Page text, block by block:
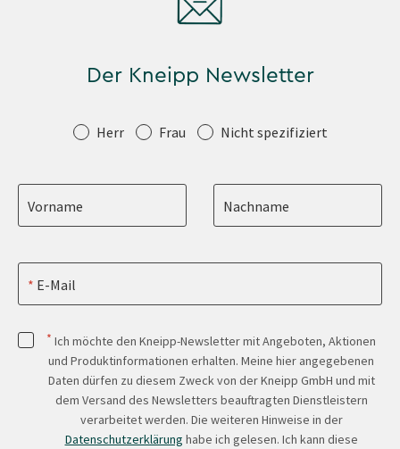
Der Kneipp Newsletter
Anrede Herr Frau Nicht spezifiziert
Vorname Nachname
E-Mail
* Ich möchte den Kneipp-Newsletter mit Angeboten, Aktionen
und Produktinformationen erhalten. Meine hier angegebenen
Daten dürfen zu diesem Zweck von der Kneipp GmbH und mit
dem Versand des Newsletters beauftragten Dienstleistern
verarbeitet werden. Die weiteren Hinweise in der
Datenschutzerklärung habe ich gelesen. Ich kann diese